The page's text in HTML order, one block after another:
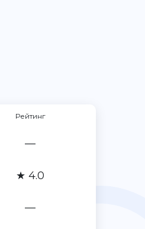
Рейтинг
—
★ 4.0
—